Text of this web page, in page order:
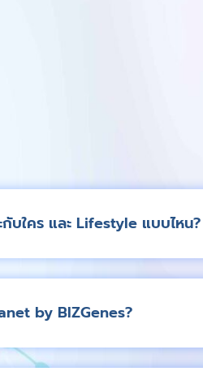
บใคร และ Lifestyle แบบไหน?
by BIZGenes?